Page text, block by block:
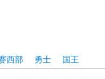
西部 勇士 国王